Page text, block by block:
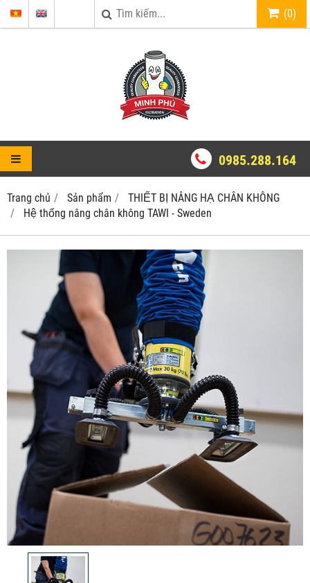
(0)
0985.288.164
Trang chủ Sản phẩm
THIẾT BỊ NÂNG HẠ CHÂN KHÔNG
Hệ thống nâng chân không TAWI - Sweden